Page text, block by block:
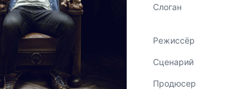
Слоган
Режиссёр
Сценарий
Продюсер